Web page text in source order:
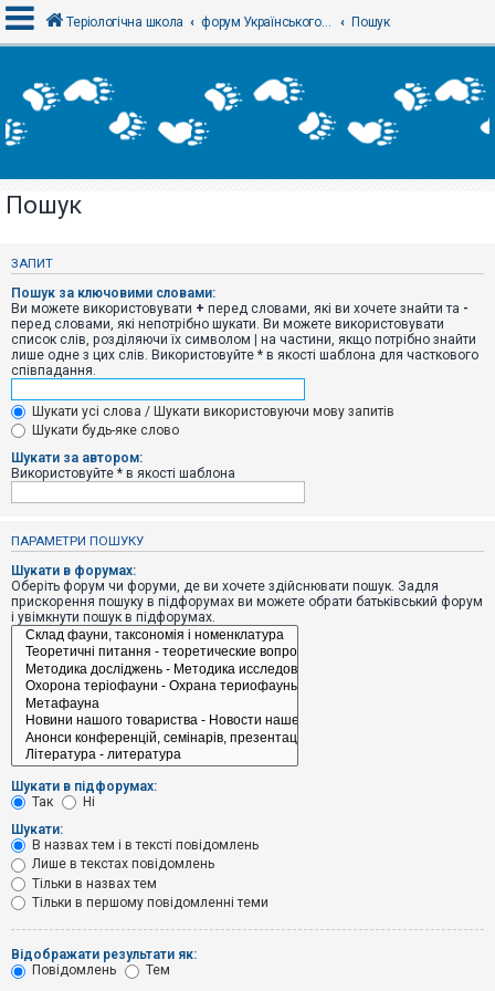
х
і
Р
с
р
а
ц
і
я
Т
е
м
и
б
і
п
о
в
і
д
в
н
т
е
м
и
о
ш
Теріологічна школа форум Українського теріологічного товариства Пошук
Пошук
ЗАПИТ
Пошук за ключовими словами:
Ви можете використовувати + перед словами, які ви хочете знайти та -
перед словами, які непотрібно шукати. Ви можете використовувати
список слів, розділяючи їх символом | на частини, якщо потрібно знайти
лише одне з цих слів. Використовуйте * в якості шаблона для часткового
співпадання.
Шукати усі слова / Шукати використовуючи мову запитів
Шукати будь-яке слово
Шукати за автором:
Використовуйте * в якості шаблона
ПАРАМЕТРИ ПОШУКУ
Шукати в форумах:
Оберіть форум чи форуми, де ви хочете здійснювати пошук. Задля
прискорення пошуку в підфорумах ви можете обрати батьківський форум
і увімкнути пошук в підфорумах.
Шукати в підфорумах:
Так
Ні
Шукати:
В назвах тем і в тексті повідомлень
Лише в текстах повідомлень
Тільки в назвах тем
Тільки в першому повідомленні теми
Відображати результати як:
Повідомлень
Тем